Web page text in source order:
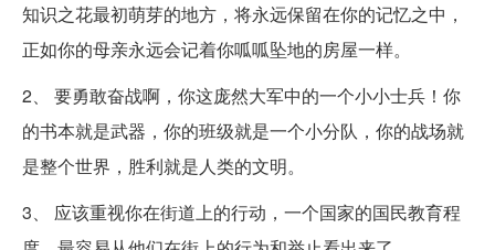
知识之花最初萌芽的地方，将永远保留在你的记忆之中，
正如你的母亲永远会记着你呱呱坠地的房屋一样。
2、 要勇敢奋战啊，你这庞然大军中的一个小小士兵！你
的书本就是武器，你的班级就是一个小分队，你的战场就
是整个世界，胜利就是人类的文明。
3、 应该重视你在街道上的行动，一个国家的国民教育程